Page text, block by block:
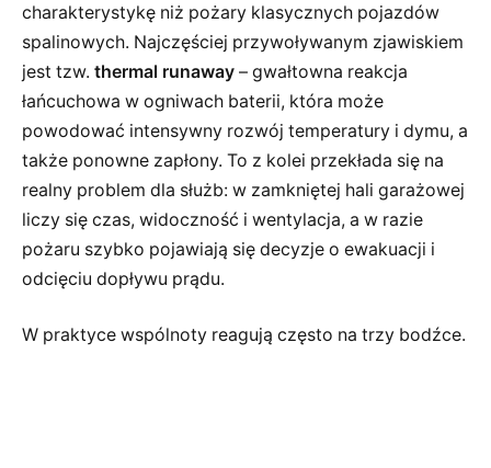
charakterystykę niż pożary klasycznych pojazdów
spalinowych. Najczęściej przywoływanym zjawiskiem
jest tzw. thermal runaway – gwałtowna reakcja
łańcuchowa w ogniwach baterii, która może
powodować intensywny rozwój temperatury i dymu, a
także ponowne zapłony. To z kolei przekłada się na
realny problem dla służb: w zamkniętej hali garażowej
liczy się czas, widoczność i wentylacja, a w razie
pożaru szybko pojawiają się decyzje o ewakuacji i
odcięciu dopływu prądu.
W praktyce wspólnoty reagują często na trzy bodźce.